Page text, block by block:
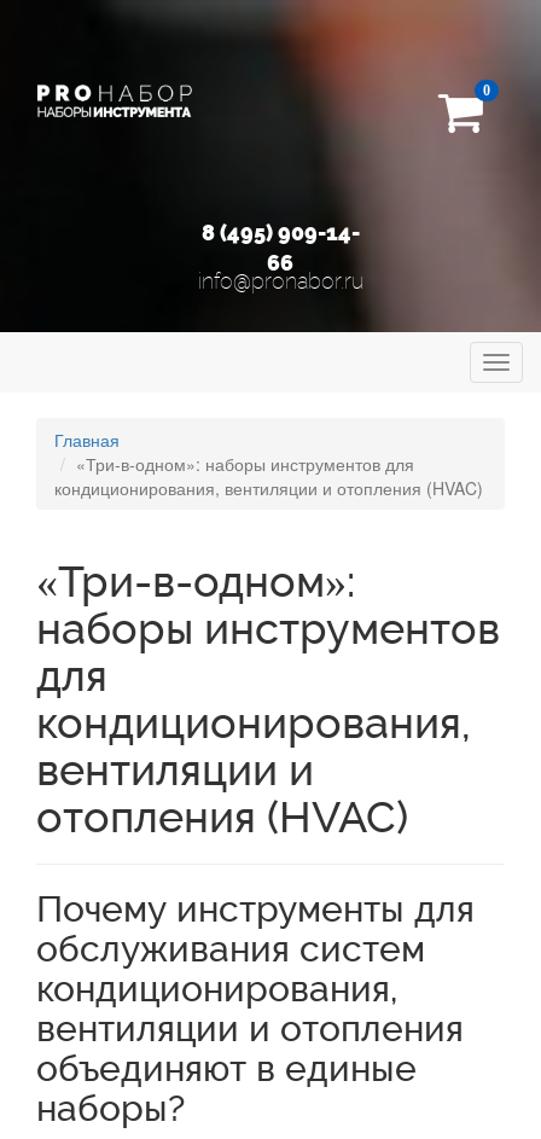
8 (495) 909-14-
66
info@pronabor.ru
0
Главная
«Три-в-одном»: наборы инструментов для
кондиционирования, вентиляции и отопления (HVAC)
«Три-в-одном»:
наборы инструментов
для
кондиционирования,
вентиляции и
отопления (HVAC)
Почему инструменты для
обслуживания систем
кондиционирования,
вентиляции и отопления
объединяют в единые
наборы?